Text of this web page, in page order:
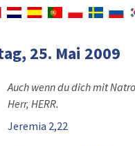
25. Mai 2009
Auch wenn du dich mit
Herr, HERR.
Jeremia 2,22